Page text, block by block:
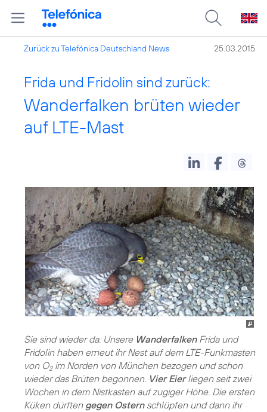
Zurück zu Telefónica Deutschland News 25.03.2015
Frida und Fridolin sind zurück:
Wanderfalken brüten wieder
auf LTE-Mast
Sie sind wieder da: Unsere WanderfalkenFrida und
Fridolin haben erneut ihr Nest auf dem LTE-Funkmasten
von O2im Norden von München bezogen und schon
wieder das Brüten begonnen. Vier Eierliegen seit zwei
Wochen in dem Nistkasten auf zugiger Höhe. Die ersten
Küken dürften gegen Osternschlüpfen und dann ihr